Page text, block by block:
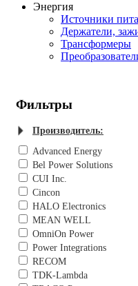
Энергия
Источники
Держатели,
Трансформеры
Фильтры
Производитель:
Advanced Energy
Bel Power Solutions
CUI Inc.
Cincon
HALO Electronics
MEAN WELL
OmniOn Power
Power Integrations
RECOM
TDK-Lambda